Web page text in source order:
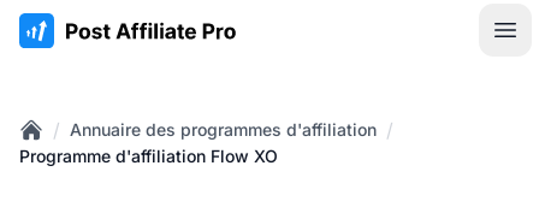
:site.title
Home
/ Annuaire des programmes d'affiliation /
Programme d'affiliation Flow XO